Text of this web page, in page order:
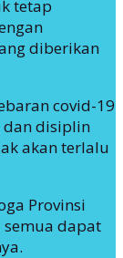
tetap
diberikan
covid-19
dan disiplin
akan terlalu
Provinsi
semua dapat